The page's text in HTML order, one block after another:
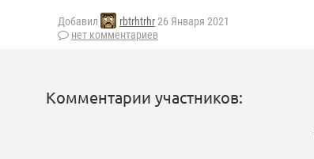
Добавил rbtrhtrhr26 Января 2021
нет комментариев
Комментарии участников: